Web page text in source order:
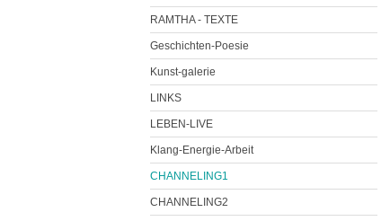
RAMTHA - TEXTE
Geschichten-Poesie
Kunst-galerie
LINKS
LEBEN-LIVE
Klang-Energie-Arbeit
CHANNELING1
CHANNELING2